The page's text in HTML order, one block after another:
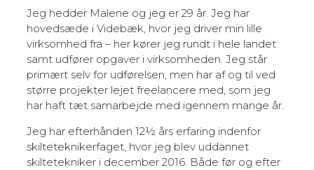
Jeg hedder Malene og jeg er 29 år. Jeg har
hovedsæde i Videbæk, hvor jeg driver min lille
virksomhed fra – her kører jeg rundt i hele landet
samt udfører opgaver i virksomheden. Jeg står
primært selv for udførelsen, men har af og til ved
større projekter lejet freelancere med, som jeg
har haft tæt samarbejde med igennem mange år.
Jeg har efterhånden 12½ års erfaring indenfor
skilteteknikerfaget, hvor jeg blev uddannet
skiltetekniker i december 2016. Både før og efter